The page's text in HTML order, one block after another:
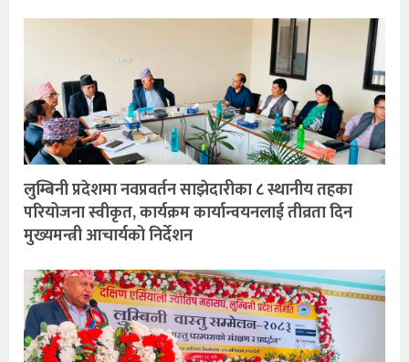
लुम्बिनी प्रदेशमा नवप्रवर्तन साझेदारीका ८ स्थानीय तहका
परियोजना स्वीकृत, कार्यक्रम कार्यान्वयनलाई तीव्रता दिन
मुख्यमन्त्री आचार्यको निर्देशन